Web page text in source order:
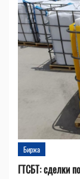
Биржа
ГТСБТ: сделки